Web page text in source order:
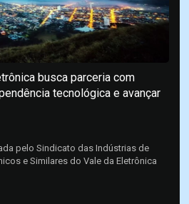
busca parceria com
tecnológica e avançar
pelo Sindicato das Indústrias de
e Similares do Vale da Eletrônica